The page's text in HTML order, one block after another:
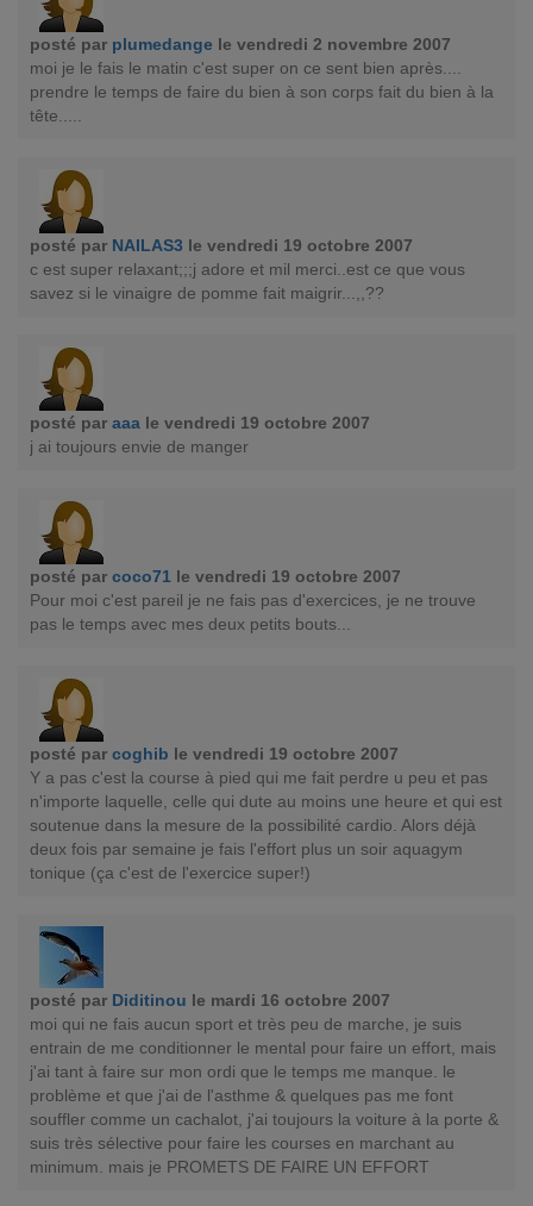
posté par plumedange le vendredi 2 novembre 2007
moi je le fais le matin c'est super on ce sent bien après....
prendre le temps de faire du bien à son corps fait du bien à la
tête.....
posté par NAILAS3 le vendredi 19 octobre 2007
c est super relaxant;;;j adore et mil merci..est ce que vous
savez si le vinaigre de pomme fait maigrir...,,??
posté par aaa le vendredi 19 octobre 2007
j ai toujours envie de manger
posté par coco71 le vendredi 19 octobre 2007
Pour moi c'est pareil je ne fais pas d'exercices, je ne trouve
pas le temps avec mes deux petits bouts...
posté par coghib le vendredi 19 octobre 2007
Y a pas c'est la course à pied qui me fait perdre u peu et pas
n'importe laquelle, celle qui dute au moins une heure et qui est
soutenue dans la mesure de la possibilité cardio. Alors déjà
deux fois par semaine je fais l'effort plus un soir aquagym
tonique (ça c'est de l'exercice super!)
posté par Diditinou le mardi 16 octobre 2007
moi qui ne fais aucun sport et très peu de marche, je suis
entrain de me conditionner le mental pour faire un effort, mais
j'ai tant à faire sur mon ordi que le temps me manque. le
problème et que j'ai de l'asthme & quelques pas me font
souffler comme un cachalot, j'ai toujours la voiture à la porte &
suis très sélective pour faire les courses en marchant au
minimum. mais je PROMETS DE FAIRE UN EFFORT